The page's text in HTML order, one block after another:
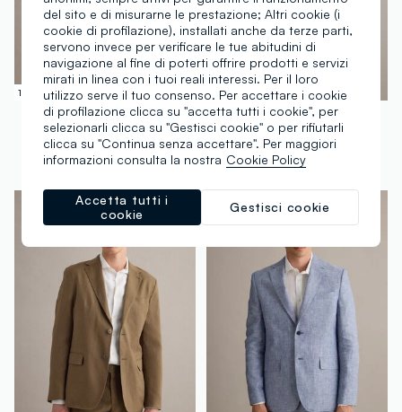
100% Lino
PIOMBO
CONTEMPORARY
Blazer in puro lino blu regular fit
€ 139,00 -50% € 69,50
PIOMBO
CONTEMPORARY
€ 119,00-70%€ 35,70
del sito e di misurarne le prestazione; Altri cookie (i
cookie di profilazione), installati anche da terze parti,
servono invece per verificare le tue abitudini di
navigazione al fine di poterti offrire prodotti e servizi
mirati in linea con i tuoi reali interessi. Per il loro
utilizzo serve il tuo consenso. Per accettare i cookie
di profilazione clicca su "accetta tutti i cookie", per
selezionarli clicca su "Gestisci cookie" o per rifiutarli
clicca su "Continua senza accettare". Per maggiori
informazioni consulta la nostra Cookie Policy
Gestisci cookie
Accetta tutti i
cookie